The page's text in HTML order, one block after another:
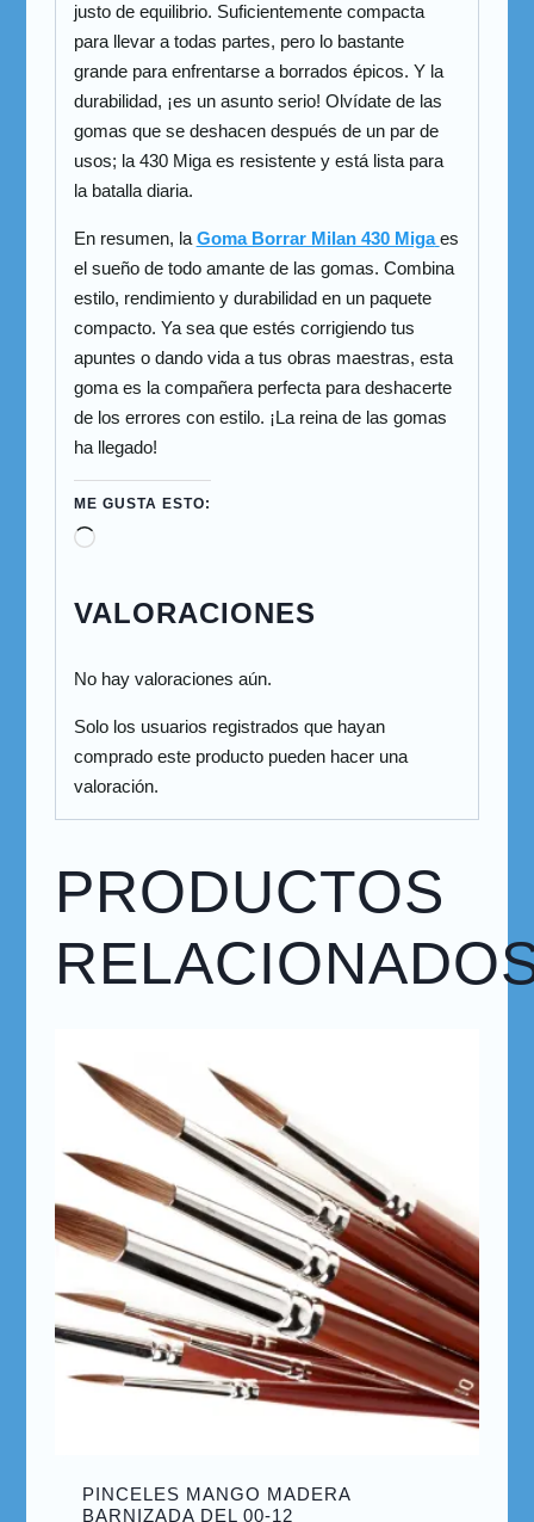
justo de equilibrio. Suficientemente compacta
para llevar a todas partes, pero lo bastante
grande para enfrentarse a borrados épicos. Y la
durabilidad, ¡es un asunto serio! Olvídate de las
gomas que se deshacen después de un par de
usos; la 430 Miga es resistente y está lista para
la batalla diaria.
En resumen, la Goma Borrar Milan 430 Miga es
el sueño de todo amante de las gomas. Combina
estilo, rendimiento y durabilidad en un paquete
compacto. Ya sea que estés corrigiendo tus
apuntes o dando vida a tus obras maestras, esta
goma es la compañera perfecta para deshacerte
de los errores con estilo. ¡La reina de las gomas
ha llegado!
ME GUSTA ESTO:
VALORACIONES
No hay valoraciones aún.
Solo los usuarios registrados que hayan
comprado este producto pueden hacer una
valoración.
PRODUCTOS
PINCELES MANGO MADERA
BARNIZADA DEL 00-12